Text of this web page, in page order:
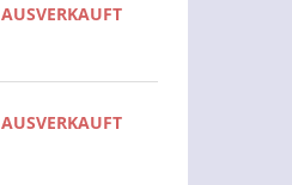
AUSVERKAUFT
AUSVERKAUFT